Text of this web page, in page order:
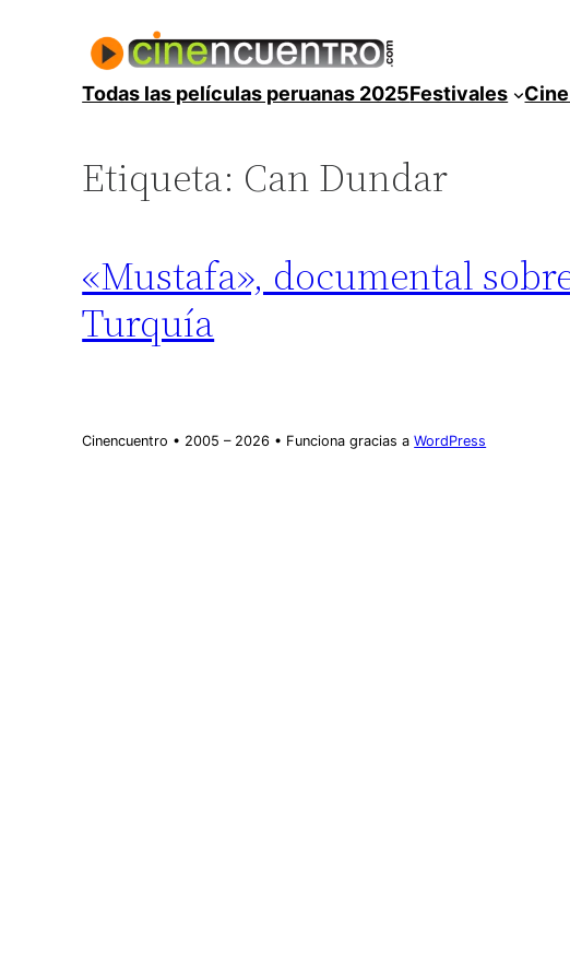
contenidoTodas las películas peruanas 2025Festivales
Etiqueta: Can Dundar
«Mustafa», documental
Turquía
Cinencuentro • 2005 – 2026 • Funciona gracias aWordPress